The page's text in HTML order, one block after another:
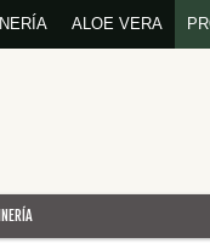
ALOE VERA